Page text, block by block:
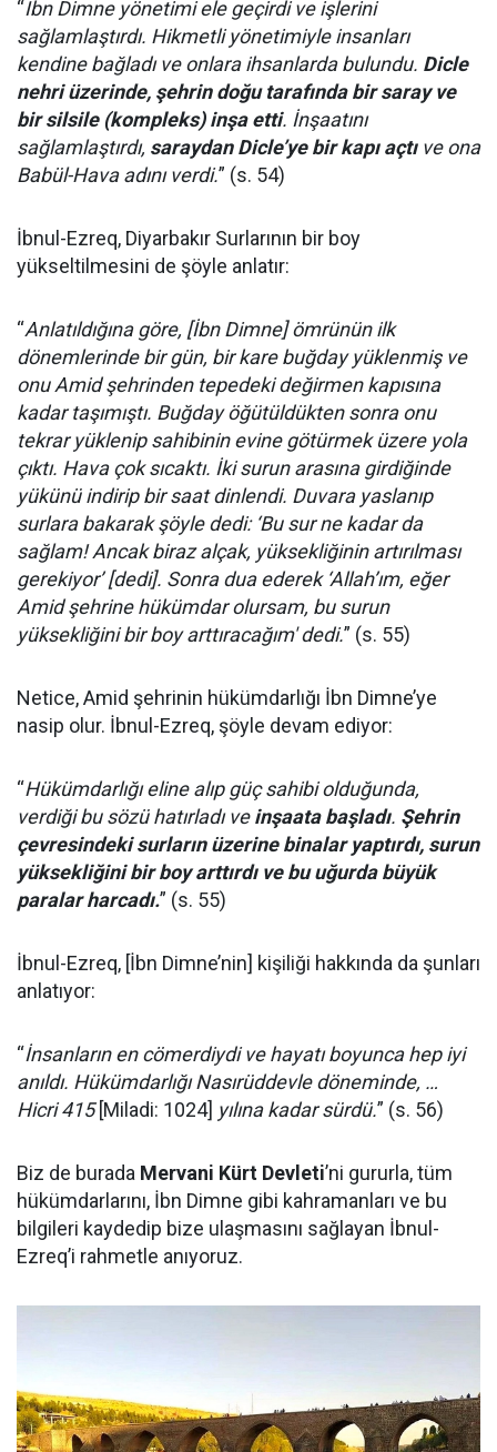
“İbn Dimne yönetimi ele geçirdi ve işlerini
sağlamlaştırdı. Hikmetli yönetimiyle insanları
kendine bağladı ve onlara ihsanlarda bulundu. Dicle
nehri üzerinde, şehrin doğu tarafında bir saray ve
bir silsile (kompleks) inşa etti. İnşaatını
sağlamlaştırdı, saraydan Dicle’ye bir kapı açtıve ona
Babül-Hava adını verdi.” (s. 54)
İbnul-Ezreq, Diyarbakır Surlarının bir boy
yükseltilmesini de şöyle anlatır:
“Anlatıldığına göre, [İbn Dimne] ömrünün ilk
dönemlerinde bir gün, bir kare buğday yüklenmiş ve
onu Amid şehrinden tepedeki değirmen kapısına
kadar taşımıştı. Buğday öğütüldükten sonra onu
tekrar yüklenip sahibinin evine götürmek üzere yola
çıktı. Hava çok sıcaktı. İki surun arasına girdiğinde
yükünü indirip bir saat dinlendi. Duvara yaslanıp
surlara bakarak şöyle dedi: ‘Bu sur ne kadar da
sağlam! Ancak biraz alçak, yüksekliğinin artırılması
gerekiyor’ [dedi]. Sonra dua ederek ‘Allah’ım, eğer
Amid şehrine hükümdar olursam, bu surun
yüksekliğini bir boy arttıracağım' dedi.” (s. 55)
Netice, Amid şehrinin hükümdarlığı İbn Dimne’ye
nasip olur. İbnul-Ezreq, şöyle devam ediyor:
“Hükümdarlığı eline alıp güç sahibi olduğunda,
verdiği bu sözü hatırladı veinşaata başladı. Şehrin
çevresindeki surların üzerine binalar yaptırdı, surun
yüksekliğini bir boy arttırdı ve bu uğurda büyük
paralar harcadı.” (s. 55)
İbnul-Ezreq, [İbn Dimne’nin] kişiliği hakkında da şunları
anlatıyor:
“İnsanların en cömerdiydi ve hayatı boyunca hep iyi
anıldı. Hükümdarlığı Nasırüddevle döneminde, …
Hicri 415[Miladi: 1024] yılına kadar sürdü.” (s. 56)
Biz de burada Mervani Kürt Devleti’ni gururla, tüm
hükümdarlarını, İbn Dimne gibi kahramanları ve bu
bilgileri kaydedip bize ulaşmasını sağlayan İbnul-
Ezreq’i rahmetle anıyoruz.